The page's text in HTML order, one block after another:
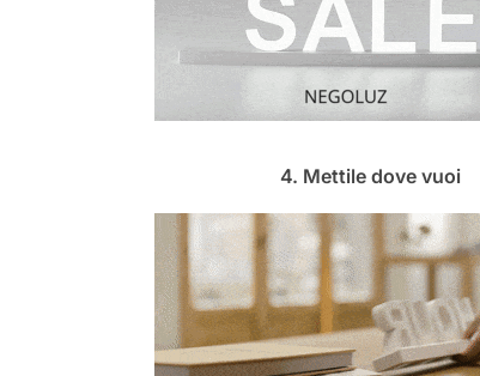
4. Mettile dove vuoi